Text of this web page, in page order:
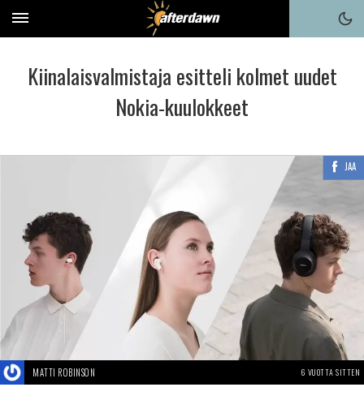
Kiinalaisvalmistaja esitteli kolmet uudet
Nokia-kuulokkeet
JAA
MATTI ROBINSON 6 VUOTTA SITTEN